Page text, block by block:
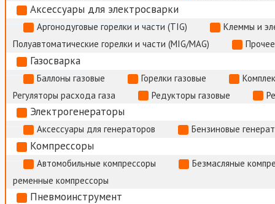
Аксессуары для электросварки
Аргонодуговые горелки и части (TIG)
Клеммы и
Полуавтоматические горелки и части (MIG/MAG)
Газосварка
Баллоны газовые Горелки газовые
Регуляторы расхода газа
Редукторы газовые
Электрогенераторы
Аксессуары для генераторов Бензиновые
Компрессоры
Автомобильные компрессоры
Безмасляные
ременные компрессоры
Пневмоинструмент